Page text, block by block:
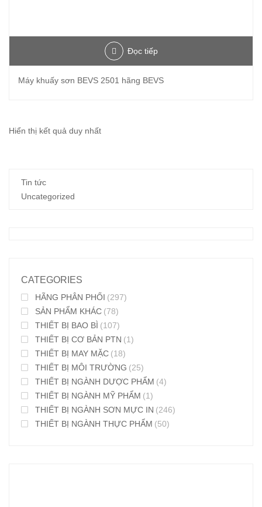
Đọc tiếp
Máy khuấy sơn BEVS 2501 hãng BEVS
Hiển thị kết quả duy nhất
Tin tức
Uncategorized
CATEGORIES
HÃNG PHÂN PHỐI (297)
SẢN PHẨM KHÁC (78)
THIẾT BỊ BAO BÌ (107)
THIẾT BỊ CƠ BẢN PTN (1)
THIẾT BỊ MAY MẶC (18)
THIẾT BỊ MÔI TRƯỜNG (25)
THIẾT BỊ NGÀNH DƯỢC PHẨM (4)
THIẾT BỊ NGÀNH MỸ PHẨM (1)
THIẾT BỊ NGÀNH SƠN MỰC IN (246)
THIẾT BỊ NGÀNH THỰC PHẨM (50)